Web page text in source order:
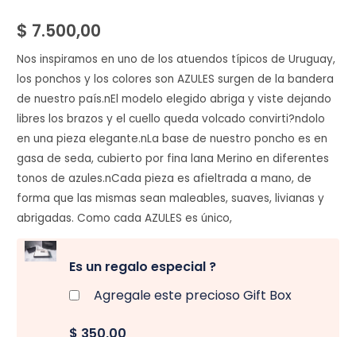
$ 7.500,00
Nos inspiramos en uno de los atuendos típicos de Uruguay,
los ponchos y los colores son AZULES surgen de la bandera
de nuestro país.nEl modelo elegido abriga y viste dejando
libres los brazos y el cuello queda volcado convirti?ndolo
en una pieza elegante.nLa base de nuestro poncho es en
gasa de seda, cubierto por fina lana Merino en diferentes
tonos de azules.nCada pieza es afieltrada a mano, de
forma que las mismas sean maleables, suaves, livianas y
abrigadas. Como cada AZULES es único,
Es un regalo especial ?
Agregale este precioso Gift Box